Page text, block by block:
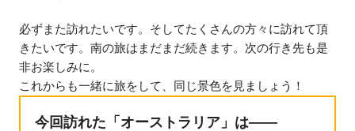
必ずまた訪れたいです。そしてたくさんの方々に訪れて頂
きたいです。南の旅はまだまだ続きます。次の行き先も是
非お楽しみに。
これからも一緒に旅をして、同じ景色を見ましょう！
今回訪れた「オーストラリア」は――